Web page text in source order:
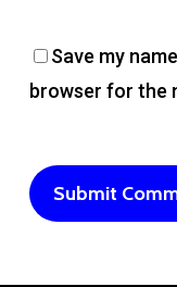
Save my
browser for the